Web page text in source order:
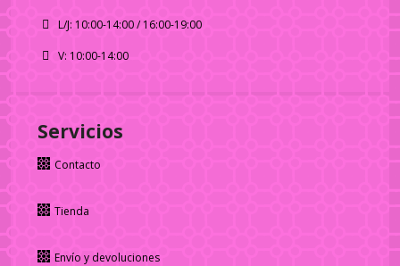
L/J: 10:00-14:00 / 16:00-19:00
V: 10:00-14:00
Servicios
Contacto
Tienda
Envío y devoluciones